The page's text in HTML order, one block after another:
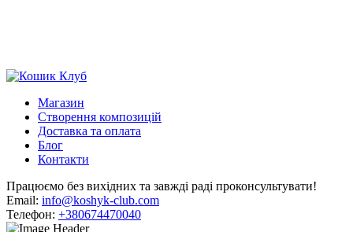
Магазин
Створення композицій
Доставка та оплата
Блог
Контакти
Працюємо без вихідних та завжді раді проконсультувати!
Email: info@koshyk-club.com
Телефон: +380674470040